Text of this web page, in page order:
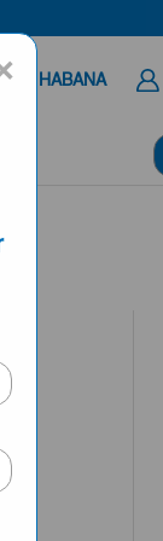
A LA HABANA